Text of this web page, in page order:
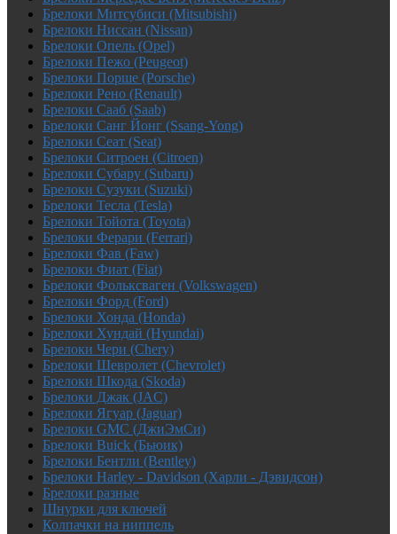
Брелоки Митсубиси (Mitsubishi)
Брелоки Ниссан (Nissan)
Брелоки Опель (Opel)
Брелоки Пежо (Peugeot)
Брелоки Порше (Porsche)
Брелоки Рено (Renault)
Брелоки Сааб (Saab)
Брелоки Санг Йонг (Ssang-Yong)
Брелоки Сеат (Seat)
Брелоки Ситроен (Citroen)
Брелоки Субару (Subaru)
Брелоки Сузуки (Suzuki)
Брелоки Тесла (Tesla)
Брелоки Тойота (Toyota)
Брелоки Ферари (Ferrari)
Брелоки Фав (Faw)
Брелоки Фиат (Fiat)
Брелоки Фольксваген (Volkswagen)
Брелоки Форд (Ford)
Брелоки Хонда (Honda)
Брелоки Хундай (Hyundai)
Брелоки Чери (Chery)
Брелоки Шевролет (Chevrolet)
Брелоки Шкода (Skoda)
Брелоки Джак (JAC)
Брелоки Ягуар (Jaguar)
Брелоки GMC (ДжиЭмСи)
Брелоки Buick (Бьюик)
Брелоки Бентли (Bentley)
Брелоки Harley - Davidson (Харли - Дэвидсон)
Брелоки разные
Шнурки для ключей
Колпачки на ниппель